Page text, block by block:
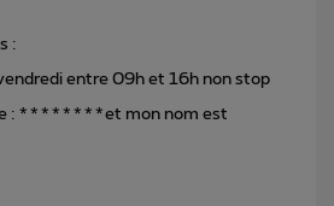
:
entre 09h et 16h non stop
: ********et mon nom est